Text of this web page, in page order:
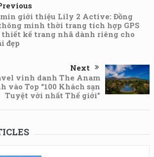
giới thiệu Lily 2 Active: Đồng
minh thời trang tích hợp GPS
kế trang nhã dành riêng cho
đẹp
Next
vinh danh The Anam
vào Top “100 Khách sạn
Tuyệt vời nhất Thế giới”